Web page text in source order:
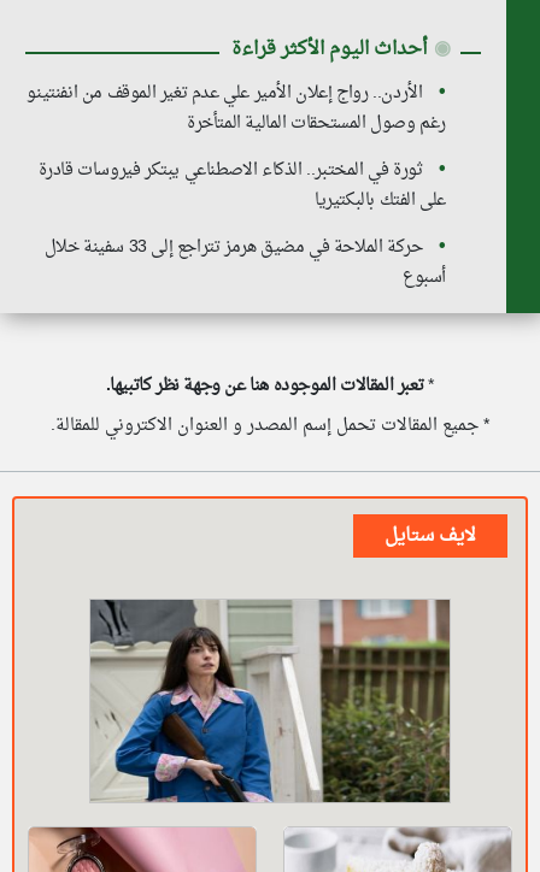
◉ أحداث اليوم الأكثر قراءة
الأردن.. رواج إعلان الأمير علي عدم تغير الموقف من انفنتينو
رغم وصول المستحقات المالية المتأخرة
ثورة في المختبر.. الذكاء الاصطناعي يبتكر فيروسات قادرة
على الفتك بالبكتيريا
حركة الملاحة في مضيق هرمز تتراجع إلى 33 سفينة خلال
أسبوع
*تعبر المقالات الموجوده هنا عن وجهة نظر كاتبيها.
* جميع المقالات تحمل إسم المصدر و العنوان الاكتروني للمقالة.
لايف ستايل